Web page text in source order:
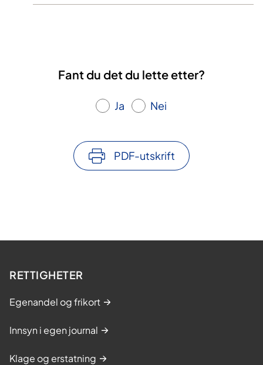
Fant du det du lette etter?
Ja Nei
PDF-utskrift
RETTIGHETER
Egenandel og frikort
Innsyn i egen journal
Klage og erstatning